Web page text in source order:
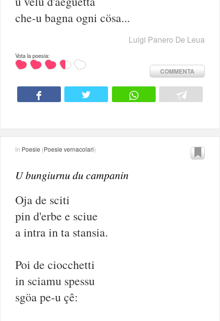
che-u bagna ogni cösa...
Luigi Panero De Leua
Vota la poesia:
COMMENTA
in Poesie (Poesie vernacolari)
U bungiurnu du campanin
Oja de sciti
pin d'erbe e sciue
a intra in ta stansia.
Poi de ciocchetti
in sciamu spessu
sgöa pe-u çê: